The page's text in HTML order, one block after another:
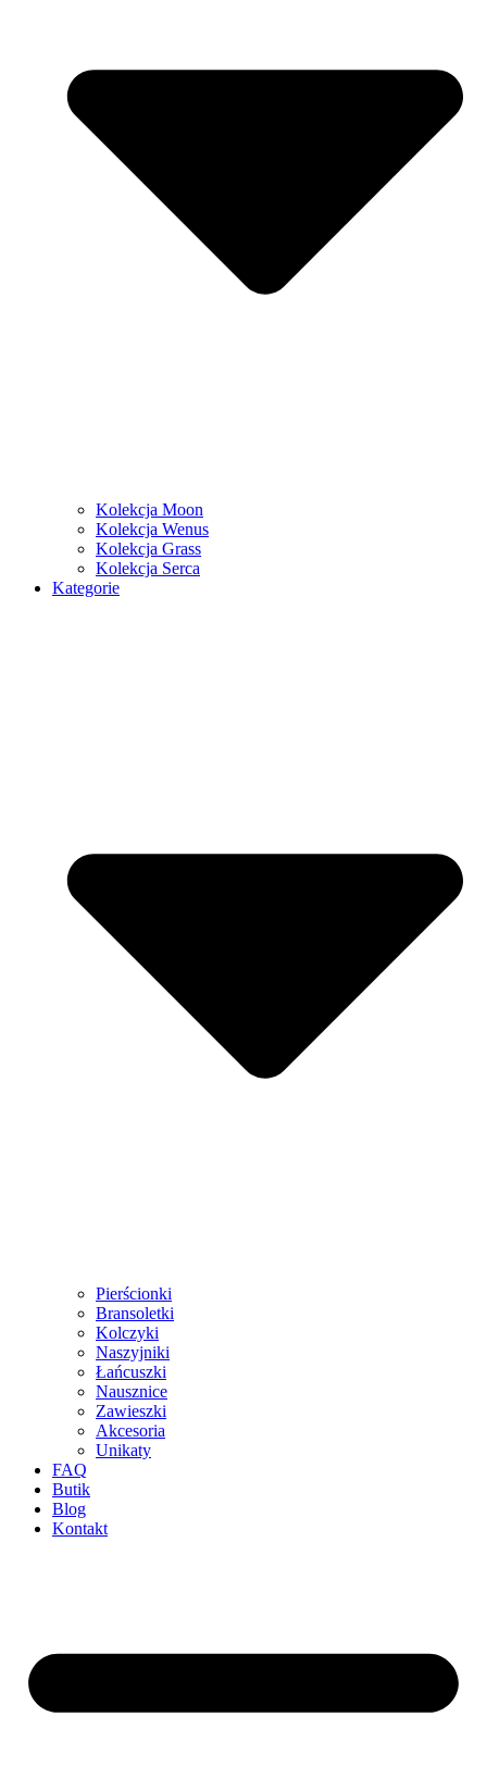
Kolekcja Moon
Kolekcja Wenus
Kolekcja Grass
Kolekcja Serca
Kategorie
Pierścionki
Bransoletki
Kolczyki
Naszyjniki
Łańcuszki
Nausznice
Zawieszki
Akcesoria
Unikaty
FAQ
Butik
Blog
Kontakt